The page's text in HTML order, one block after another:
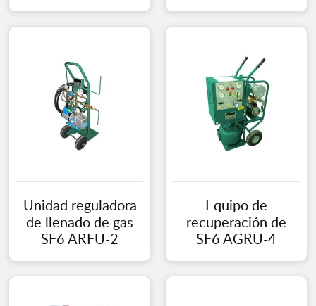
Unidad reguladora
de llenado de gas
SF6 ARFU-2
Equipo de
recuperación de
SF6 AGRU-4